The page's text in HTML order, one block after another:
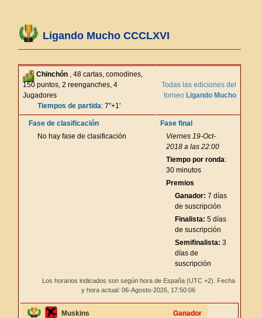
Ligando Mucho CCCLXVI
Chinchón , 48 cartas, comodines,
150 puntos, 2 reenganches, 4
Jugadores
Tiempos de partida: 7"+1'
Todas las ediciones del
torneo Ligando Mucho
Fase de clasificación
No hay fase de clasificación
Fase final
Viernes 19-Oct-
2018 a las 22:00
Tiempo por ronda:
30 minutos
Premios
Ganador: 7 días
de suscripción
Finalista: 5 días
de suscripción
Semifinalista: 3
días de
suscripción
Los horarios indicados son según hora de España (UTC +2). Fecha
y hora actual: 06-Agosto-2026, 17:50:06
Muskins Ganador